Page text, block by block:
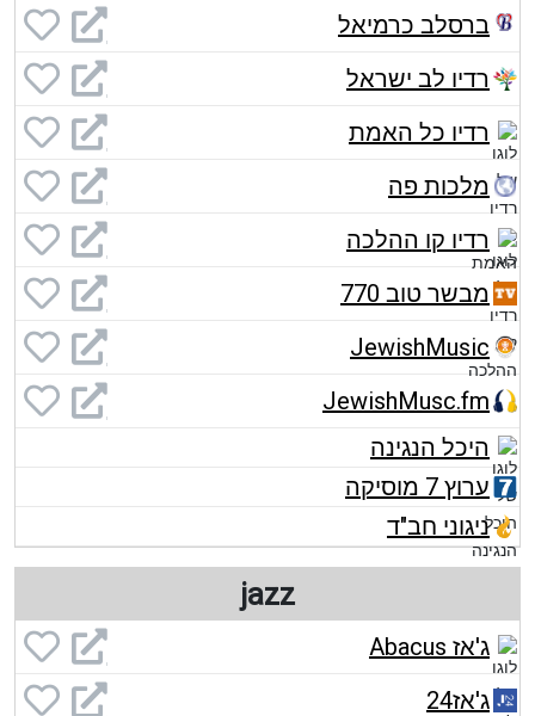
ברסלב כרמיאל
רדיו לב ישראל
רדיו כל האמת
מלכות פה
רדיו קו ההלכה
מבשר טוב 770
JewishMusic
JewishMusc.fm
היכל הנגינה
ערוץ 7 מוסיקה
ניגוני חב"ד
jazz
ג'אז Abacus
ג'אז24